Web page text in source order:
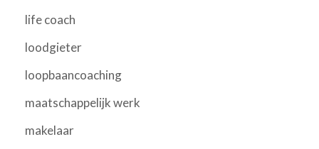
life coach
loodgieter
loopbaancoaching
maatschappelijk werk
makelaar